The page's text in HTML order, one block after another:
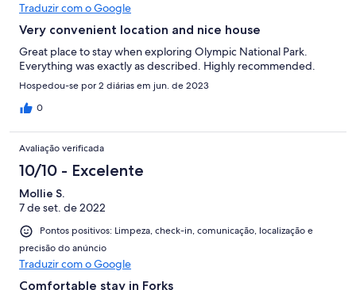
Traduzir com o Google
Very convenient location and nice house
Great place to stay when exploring Olympic National Park.
Everything was exactly as described. Highly recommended.
Hospedou-se por 2 diárias em jun. de 2023
0
Avaliação verificada
10/10 - Excelente
Mollie S.
7 de set. de 2022
Pontos positivos: Limpeza, check-in, comunicação, localização e
precisão do anúncio
Traduzir com o Google
Comfortable stay in Forks